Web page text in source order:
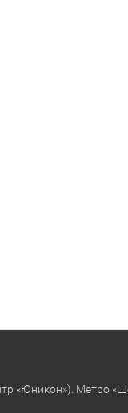
«Юникон»). Метро